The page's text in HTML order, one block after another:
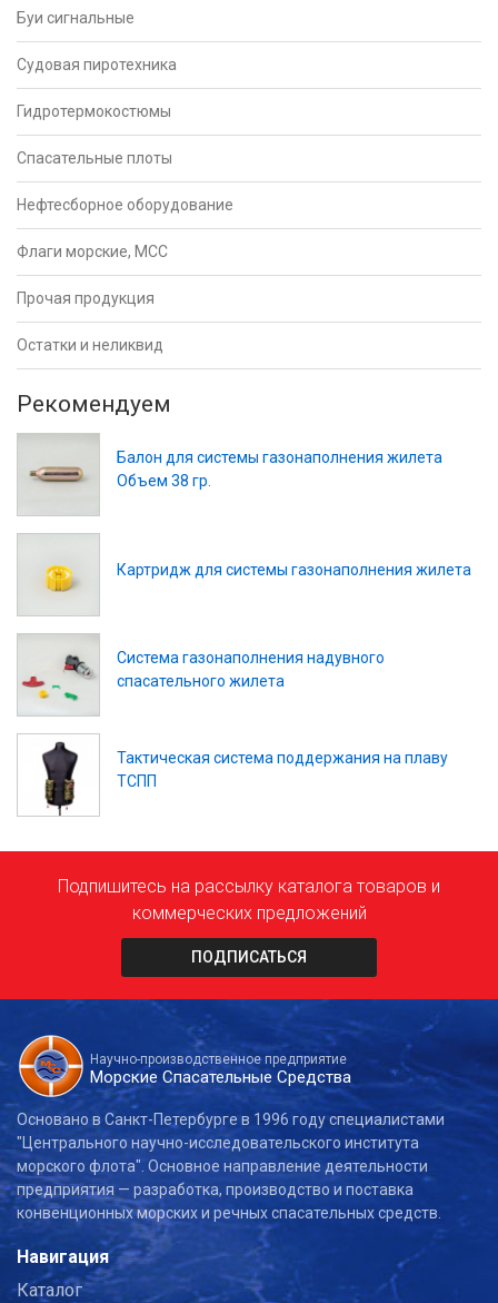
Буи сигнальные
Судовая пиротехника
Гидротермокостюмы
Спасательные плоты
Нефтесборное оборудование
Флаги морские, МСС
Прочая продукция
Остатки и неликвид
Рекомендуем
Балон для системы газонаполнения жилета
Объем 38 гр.
Картридж для системы газонаполнения жилета
Система газонаполнения надувного
спасательного жилета
Тактическая система поддержания на плаву
ТСПП
Подпишитесь на рассылку каталога товаров и
коммерческих предложений
ПОДПИСАТЬСЯ
Научно-производственное предприятие
Морские Спасательные Средства
Основано в Санкт-Петербурге в 1996 году специалистами
"Центрального научно-исследовательского института
морского флота". Основное направление деятельности
предприятия — разработка, производство и поставка
конвенционных морских и речных спасательных средств.
Навигация
Каталог